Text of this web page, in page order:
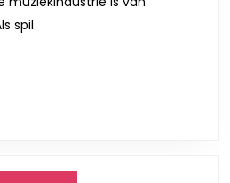
spil